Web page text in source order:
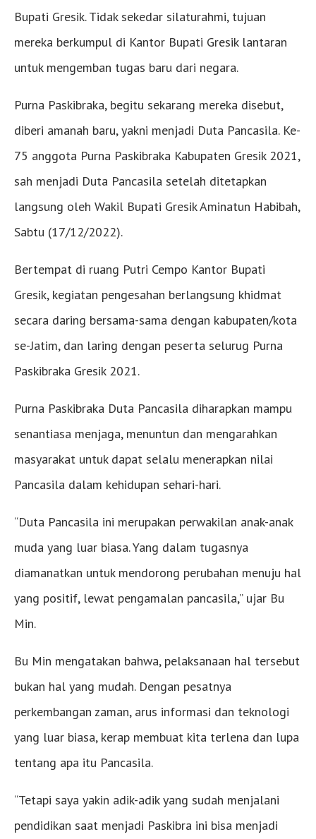
Bupati Gresik. Tidak sekedar silaturahmi, tujuan
mereka berkumpul di Kantor Bupati Gresik lantaran
untuk mengemban tugas baru dari negara.
Purna Paskibraka, begitu sekarang mereka disebut,
diberi amanah baru, yakni menjadi Duta Pancasila. Ke-
75 anggota Purna Paskibraka Kabupaten Gresik 2021,
sah menjadi Duta Pancasila setelah ditetapkan
langsung oleh Wakil Bupati Gresik Aminatun Habibah,
Sabtu (17/12/2022).
Bertempat di ruang Putri Cempo Kantor Bupati
Gresik, kegiatan pengesahan berlangsung khidmat
secara daring bersama-sama dengan kabupaten/kota
se-Jatim, dan laring dengan peserta selurug Purna
Paskibraka Gresik 2021.
Purna Paskibraka Duta Pancasila diharapkan mampu
senantiasa menjaga, menuntun dan mengarahkan
masyarakat untuk dapat selalu menerapkan nilai
Pancasila dalam kehidupan sehari-hari.
“Duta Pancasila ini merupakan perwakilan anak-anak
muda yang luar biasa. Yang dalam tugasnya
diamanatkan untuk mendorong perubahan menuju hal
yang positif, lewat pengamalan pancasila,” ujar Bu
Min.
Bu Min mengatakan bahwa, pelaksanaan hal tersebut
bukan hal yang mudah. Dengan pesatnya
perkembangan zaman, arus informasi dan teknologi
yang luar biasa, kerap membuat kita terlena dan lupa
tentang apa itu Pancasila.
“Tetapi saya yakin adik-adik yang sudah menjalani
pendidikan saat menjadi Paskibra ini bisa menjadi